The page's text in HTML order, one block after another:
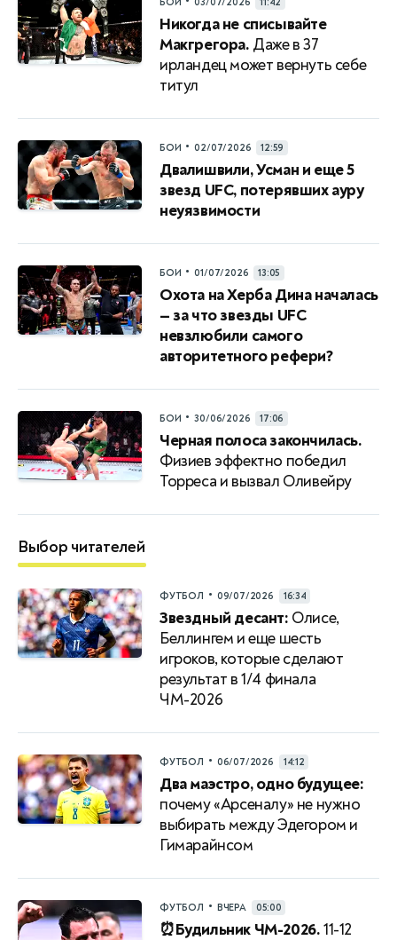
Никогда не списывайте
Макгрегора. Даже в 37
ирландец может вернуть себе
титул
БОИ • 02/07/2026 12:59
Двалишвили, Усман и еще 5
звезд UFC, потерявших ауру
неуязвимости
БОИ • 01/07/2026 13:05
Охота на Херба Дина началась
— за что звезды UFC
невзлюбили самого
авторитетного рефери?
БОИ • 30/06/2026 17:06
Черная полоса закончилась.
Физиев эффектно победил
Торреса и вызвал Оливейру
Выбор читателей
ФУТБОЛ • 09/07/2026 16:34
Звездный десант: Олисе,
Беллингем и еще шесть
игроков, которые сделают
результат в 1/4 финала
ЧМ-2026
ФУТБОЛ • 06/07/2026 14:12
Два маэстро, одно будущее:
почему «Арсеналу» не нужно
выбирать между Эдегором и
Гимарайнсом
ФУТБОЛ • ВЧЕРА 05:00
⏰Будильник ЧМ-2026.11-12